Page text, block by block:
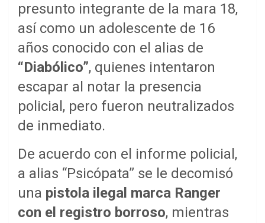
presunto integrante de la mara 18,
así como un adolescente de 16
años conocido con el alias de
“Diabólico”, quienes intentaron
escapar al notar la presencia
policial, pero fueron neutralizados
de inmediato.
De acuerdo con el informe policial,
a alias “Psicópata” se le decomisó
una pistola ilegal marca Ranger
con el registro borroso, mientras